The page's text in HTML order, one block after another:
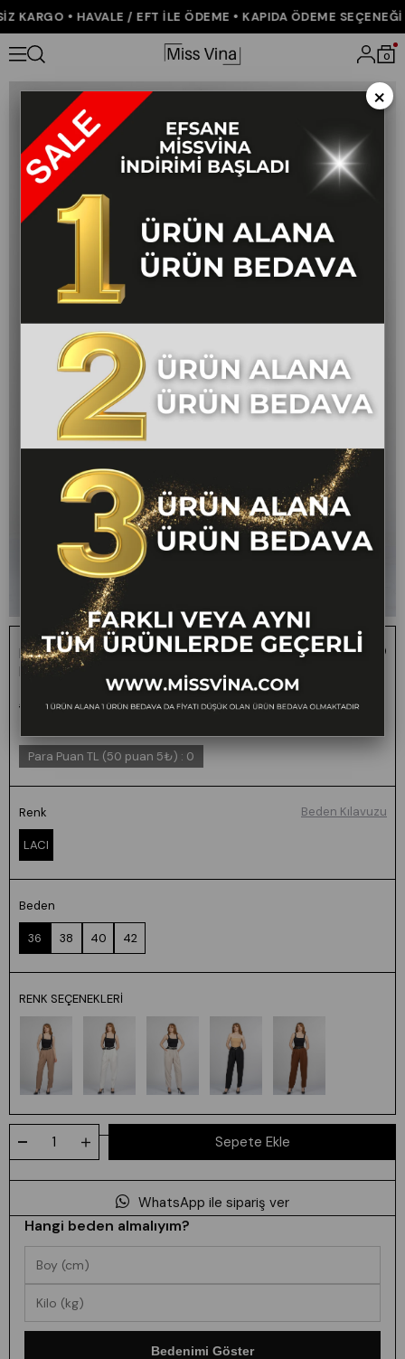
KARGO • HAVALE / EFT İLE ÖDEME • KAPIDA ÖDEME SEÇENEĞİ
0
Anasayfa ÇOK SATANLAR
Monsere Beli Lastikli Yüksek Bel Dar Paça Kadın
Pantolon
₺2.400,00 ₺1.199,00 50 FARKLI VEYA AYNI TÜM
Para Puan TL (50 puan 5₺) : 0
Renk
LACI
Beden
36 38 40 42
Beden Kılavuzu
RENK SEÇENEKLERI
WhatsApp ile sipariş ver
Hangi beden almalıyım?
Bedenimi Göster
×